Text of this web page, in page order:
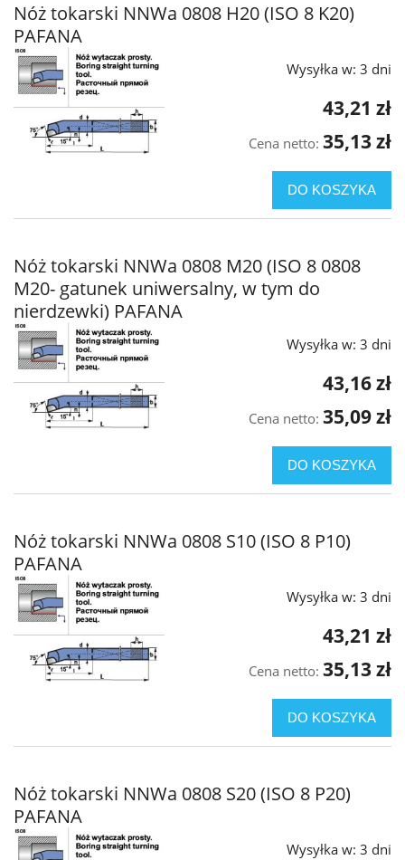
Nóż tokarski NNWa 0808 H20 (ISO 8 K20)
PAFANA
Wysyłka w: 3 dni
43,21 zł
Cena netto: 35,13 zł
DO KOSZYKA
Nóż tokarski NNWa 0808 M20 (ISO 8 0808
M20- gatunek uniwersalny, w tym do
nierdzewki) PAFANA
Wysyłka w: 3 dni
43,16 zł
Cena netto: 35,09 zł
DO KOSZYKA
Nóż tokarski NNWa 0808 S10 (ISO 8 P10)
PAFANA
Wysyłka w: 3 dni
43,21 zł
Cena netto: 35,13 zł
DO KOSZYKA
Nóż tokarski NNWa 0808 S20 (ISO 8 P20)
PAFANA
Wysyłka w: 3 dni